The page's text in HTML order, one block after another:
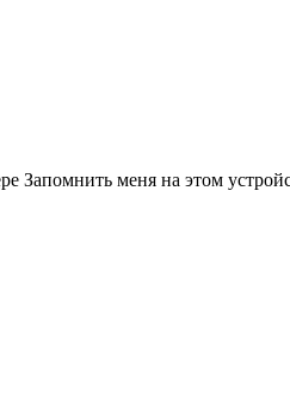
Запомнить меня на этом